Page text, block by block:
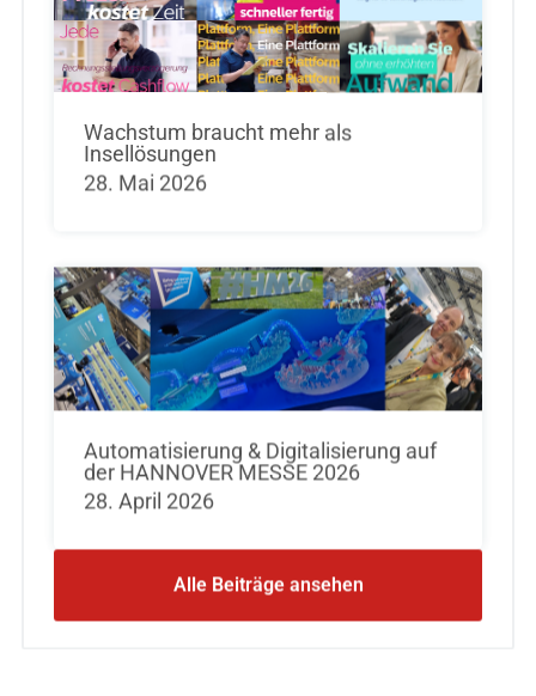
Wachstum braucht mehr als
Insellösungen
28. Mai 2026
Automatisierung & Digitalisierung auf
der HANNOVER MESSE 2026
28. April 2026
Alle Beiträge ansehen